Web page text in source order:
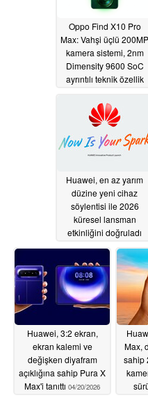
Oppo Find X10 Pro
Max: Vahşi üçlü 200MP
kamera sistemi, 2nm
Dimensity 9600 SoC
ayrıntılı teknik özellik
05/12/2026
Huawei, en az yarım
düzine yeni cihaz
söylentisi ile 2026
küresel lansman
etkinliğini doğruladı
04/28/2026
Huawei, 3:2 ekran,
ekran kalemi ve
değişken diyafram
açıklığına sahip Pura X
Max'i tanıttı 04/20/2026
Max,
sahip